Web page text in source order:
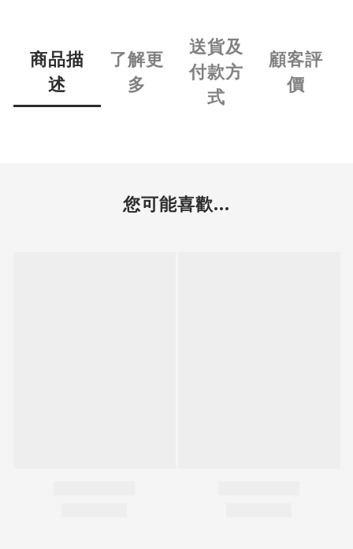
商品描
述
了解更
多
送貨及
付款方
式
顧客評
價
您可能喜歡...